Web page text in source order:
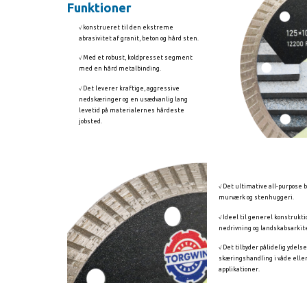
Funktioner
√ konstrueret til den ekstreme
abrasivitet af granit, beton og hård sten.
√ Med et robust, koldpresset segment
med en hård metalbinding.
√ Det leverer kraftige, aggressive
nedskæringer og en usædvanlig lang
levetid på materialernes hårdeste
jobsted.
√ Det ultimative all-purpose
murværk og stenhuggeri.
√ Ideel til generel
nedrivning og
√ Det tilbyder pålidelig ydelse
skæringshandling i våde
applikationer.